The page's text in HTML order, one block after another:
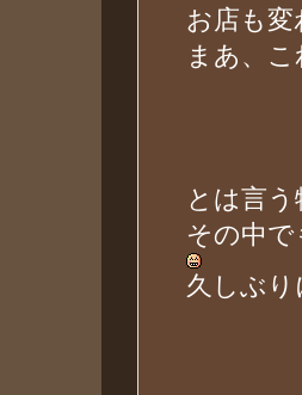
お店も
まあ、
とは言う
その中
久しぶ